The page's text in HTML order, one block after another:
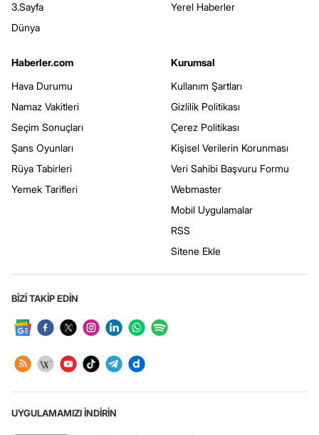
3.Sayfa
Dünya
Yerel Haberler
Haberler.com
Hava Durumu
Namaz Vakitleri
Seçim Sonuçları
Şans Oyunları
Rüya Tabirleri
Yemek Tarifleri
Kurumsal
Kullanım Şartları
Gizlilik Politikası
Çerez Politikası
Kişisel Verilerin Korunması
Veri Sahibi Başvuru Formu
Webmaster
Mobil Uygulamalar
RSS
Sitene Ekle
BİZİ TAKİP EDİN
UYGULAMAMIZI İNDİRİN